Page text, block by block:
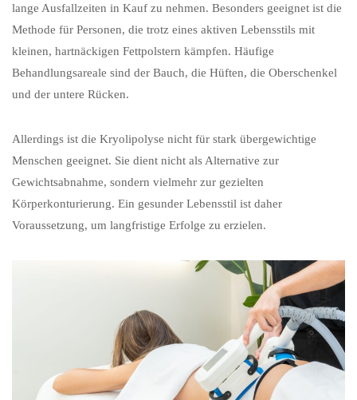
lange Ausfallzeiten in Kauf zu nehmen. Besonders geeignet ist die
Methode für Personen, die trotz eines aktiven Lebensstils mit
kleinen, hartnäckigen Fettpolstern kämpfen. Häufige
Behandlungsareale sind der Bauch, die Hüften, die Oberschenkel
und der untere Rücken.
Allerdings ist die Kryolipolyse nicht für stark übergewichtige
Menschen geeignet. Sie dient nicht als Alternative zur
Gewichtsabnahme, sondern vielmehr zur gezielten
Körperkonturierung. Ein gesunder Lebensstil ist daher
Voraussetzung, um langfristige Erfolge zu erzielen.